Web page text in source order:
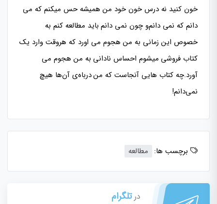
خون کنید نه درس خون خود من همیشه حس میکنم که می
دانم که نمی دانم‌و چون نمی دانم باید مطالعه کنم به
خصوص این زمانی به من هجوم می اورد که هروقت وارد یک
کتاب فروشی میشوم احساس نادانی به من هجوم می
آورد.چه کتاب هایی آنجاست که من درباه‌ی آن‌ها هیچ
نمی‌دانم!
برچسب ها: مطالعه
درتلگرام